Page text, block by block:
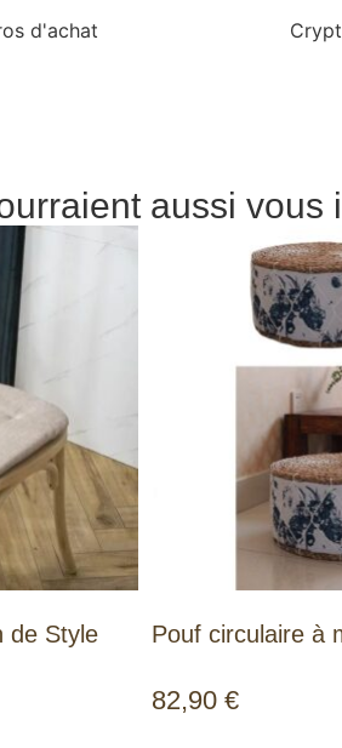
d'achat
aussi vous
de Style
Pouf circulaire à
82,90 €